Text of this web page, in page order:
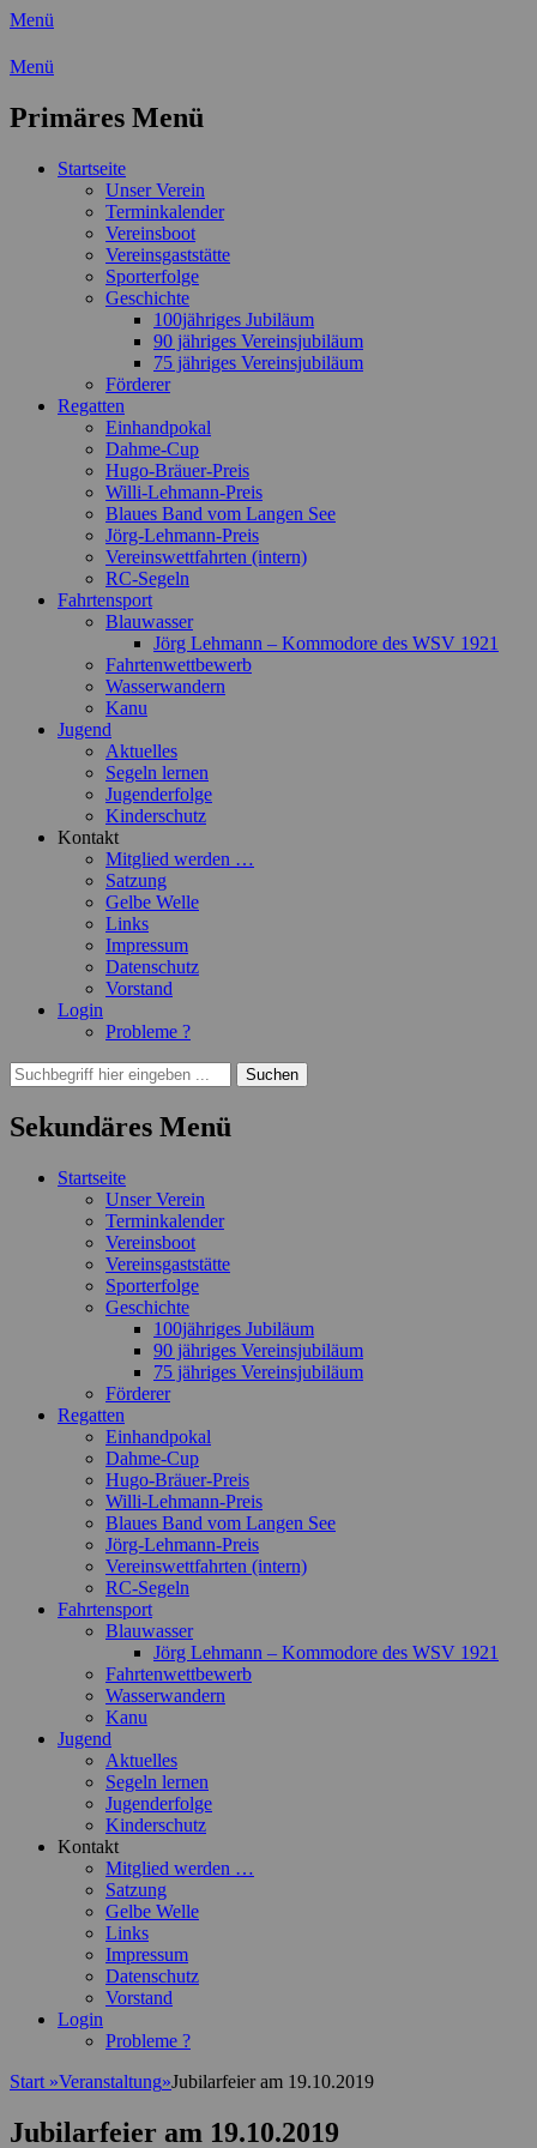
Menü
Wassersport-Verein 1921 e.V.
Freizeit mit der ganzen Familie
Menü
Primäres Menü
Zum
Startseite
Unser Verein
Terminkalender
Vereinsboot
Vereinsgaststätte
Sporterfolge
Geschichte
100jähriges Jubiläum
90 jähriges Vereinsjubiläum
75 jähriges Vereinsjubiläum
Förderer
Regatten
Einhandpokal
Dahme-Cup
Hugo-Bräuer-Preis
Willi-Lehmann-Preis
Blaues Band vom Langen See
Jörg-Lehmann-Preis
Vereinswettfahrten (intern)
RC-Segeln
Fahrtensport
Blauwasser
Jörg Lehmann – Kommodore des WSV 1921
Fahrtenwettbewerb
Wasserwandern
Kanu
Jugend
Aktuelles
Segeln lernen
Jugenderfolge
Kinderschutz
Kontakt
Mitglied werden …
Satzung
Gelbe Welle
Links
Impressum
Datenschutz
Vorstand
Login
Probleme ?
Suchen
Suchen
nach:
Sekundäres Menü
Zum
Startseite
Unser Verein
Terminkalender
Vereinsboot
Vereinsgaststätte
Sporterfolge
Geschichte
100jähriges Jubiläum
90 jähriges Vereinsjubiläum
75 jähriges Vereinsjubiläum
Förderer
Regatten
Einhandpokal
Dahme-Cup
Hugo-Bräuer-Preis
Willi-Lehmann-Preis
Blaues Band vom Langen See
Jörg-Lehmann-Preis
Vereinswettfahrten (intern)
RC-Segeln
Fahrtensport
Blauwasser
Jörg Lehmann – Kommodore des WSV 1921
Fahrtenwettbewerb
Wasserwandern
Kanu
Jugend
Aktuelles
Segeln lernen
Jugenderfolge
Kinderschutz
Kontakt
Mitglied werden …
Satzung
Gelbe Welle
Links
Impressum
Datenschutz
Vorstand
Login
Probleme ?
Start »Veranstaltung»Jubilarfeier am 19.10.2019
Jubilarfeier am 19.10.2019